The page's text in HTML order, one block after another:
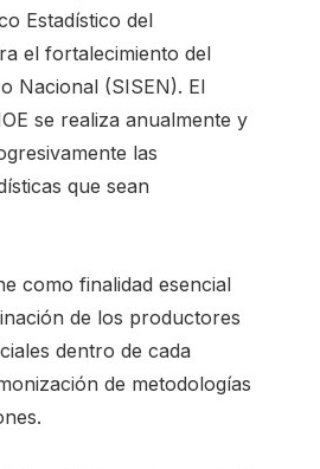
Estadístico del
el fortalecimiento del
Nacional (SISEN). El
se realiza anualmente y
las
que sean
como finalidad esencial
de los productores
dentro de cada
de metodologías